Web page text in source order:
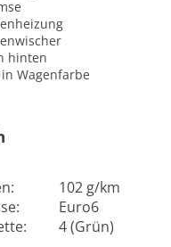
hinten
Wagenfarbe
102 g/km
Euro6
4 (Grün)